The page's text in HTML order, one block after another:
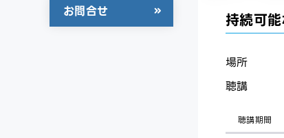
持続可
場所
聴講
聴講期間
お問合せ